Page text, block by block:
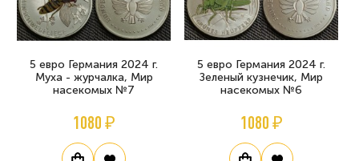
5 евро Германия 2024 г.
Муха - журчалка, Мир
насекомых №7
1080 ₽
5 евро Германия 2024 г.
Зеленый кузнечик, Мир
насекомых №6
1080 ₽